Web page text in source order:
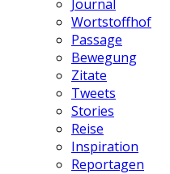
Journal
Wortstoffhof
Passage
Bewegung
Zitate
Tweets
Stories
Reise
Inspiration
Reportagen